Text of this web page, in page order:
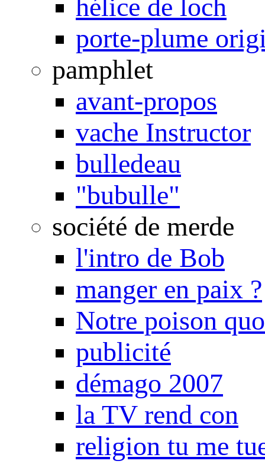
hélice de loch
porte-plume
pamphlet
avant-propos
vache Instructor
bulledeau
"bubulle"
société de merde
l'intro de Bob
manger en paix ?
Notre poison
publicité
démago 2007
la TV rend con
religion tu me